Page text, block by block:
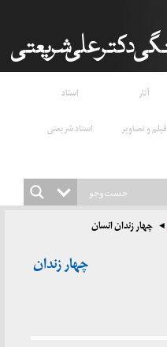
آثار
اسناد
فیلم و تصاویر
استاد شریعتی
چهار زندان انسان
چهار زندان